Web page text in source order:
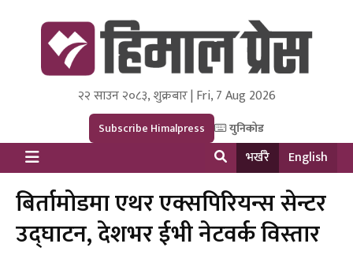
Himal Press
Dot NewsyNepal Media and Research Pvt Ltd.
२२ साउन २०८३, शुक्रबार | Fri, 7 Aug 2026
Subscribe Himalpress युनिकोड
भर्खरै English
बिर्तामोडमा एथर एक्सपिरियन्स सेन्टर
उद्घाटन, देशभर ईभी नेटवर्क विस्तार